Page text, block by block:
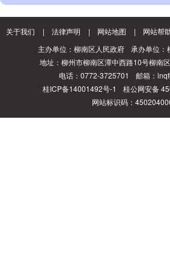
关于我们 | 法律声明 | 网站地图 | 网站帮
主办单位：柳南区人民政府
承办单位：
地址：柳州市柳南区潭中西路10号柳南
电话：0772-3725701
邮箱：
桂ICP备14001492号-1
桂公网安备
网站标识码：